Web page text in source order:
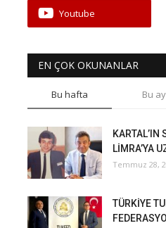
Youtube
EN ÇOK OKUNANLAR
Bu hafta Bu ay
KARTAL’IN
LİMRA’YA
Temmuz 28,
TÜRKİYE